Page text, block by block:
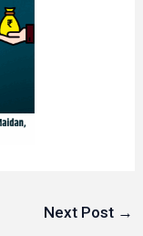
Next Post →